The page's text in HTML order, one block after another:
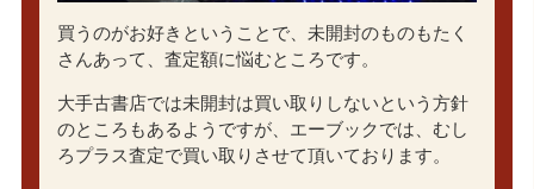
買うのがお好きということで、未開封のものもたく
さんあって、査定額に悩むところです。
大手古書店では未開封は買い取りしないという方針
のところもあるようですが、エーブックでは、むし
ろプラス査定で買い取りさせて頂いております。